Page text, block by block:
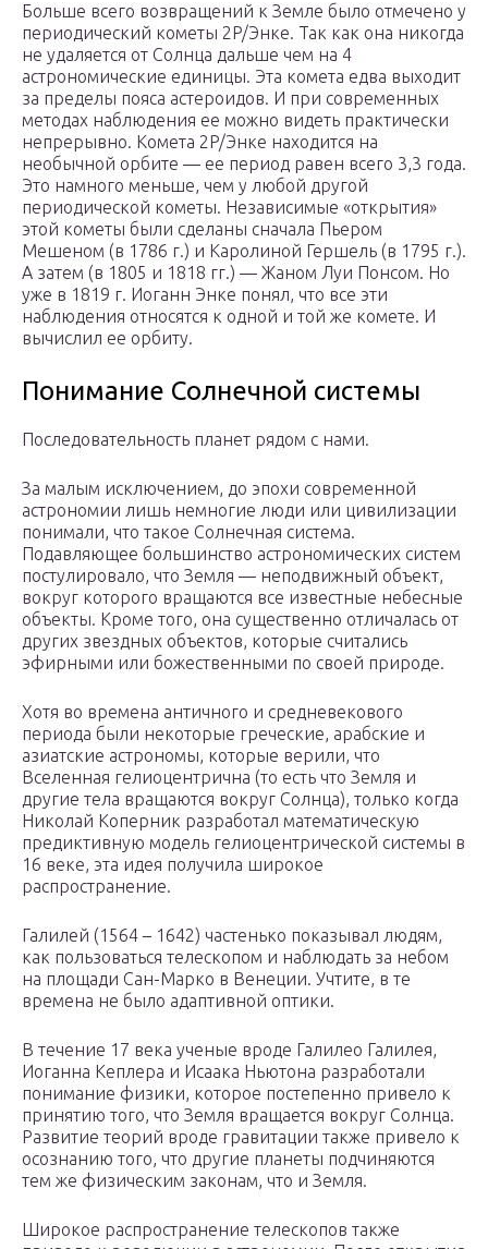
Больше всего возвращений к Земле было отмечено у
периодический кометы 2P/Энке. Так как она никогда
не удаляется от Солнца дальше чем на 4
астрономические единицы. Эта комета едва выходит
за пределы пояса астероидов. И при современных
методах наблюдения ее можно видеть практически
непрерывно. Комета 2P/Энке находится на
необычной орбите — ее период равен всего 3,3 года.
Это намного меньше, чем у любой другой
периодической кометы. Независимые «открытия»
этой кометы были сделаны сначала Пьером
Мешеном (в 1786 г.) и Каролиной Гершель (в 1795 г.).
А затем (в 1805 и 1818 гг.) — Жаном Луи Понсом. Но
уже в 1819 г. Иоганн Энке понял, что все эти
наблюдения относятся к одной и той же комете. И
вычислил ее орбиту.
Понимание Солнечной системы
Последовательность планет рядом с нами.
За малым исключением, до эпохи современной
астрономии лишь немногие люди или цивилизации
понимали, что такое Солнечная система.
Подавляющее большинство астрономических систем
постулировало, что Земля — неподвижный объект,
вокруг которого вращаются все известные небесные
объекты. Кроме того, она существенно отличалась от
других звездных объектов, которые считались
эфирными или божественными по своей природе.
Хотя во времена античного и средневекового
периода были некоторые греческие, арабские и
азиатские астрономы, которые верили, что
Вселенная гелиоцентрична (то есть что Земля и
другие тела вращаются вокруг Солнца), только когда
Николай Коперник разработал математическую
предиктивную модель гелиоцентрической системы в
16 веке, эта идея получила широкое
распространение.
Галилей (1564 – 1642) частенько показывал людям,
как пользоваться телескопом и наблюдать за небом
на площади Сан-Марко в Венеции. Учтите, в те
времена не было адаптивной оптики.
В течение 17 века ученые вроде Галилео Галилея,
Иоганна Кеплера и Исаака Ньютона разработали
понимание физики, которое постепенно привело к
принятию того, что Земля вращается вокруг Солнца.
Развитие теорий вроде гравитации также привело к
осознанию того, что другие планеты подчиняются
тем же физическим законам, что и Земля.
Широкое распространение телескопов также